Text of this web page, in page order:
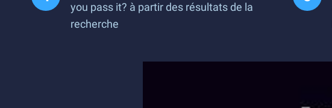
you pass it? à partir des résultats de la
recherche